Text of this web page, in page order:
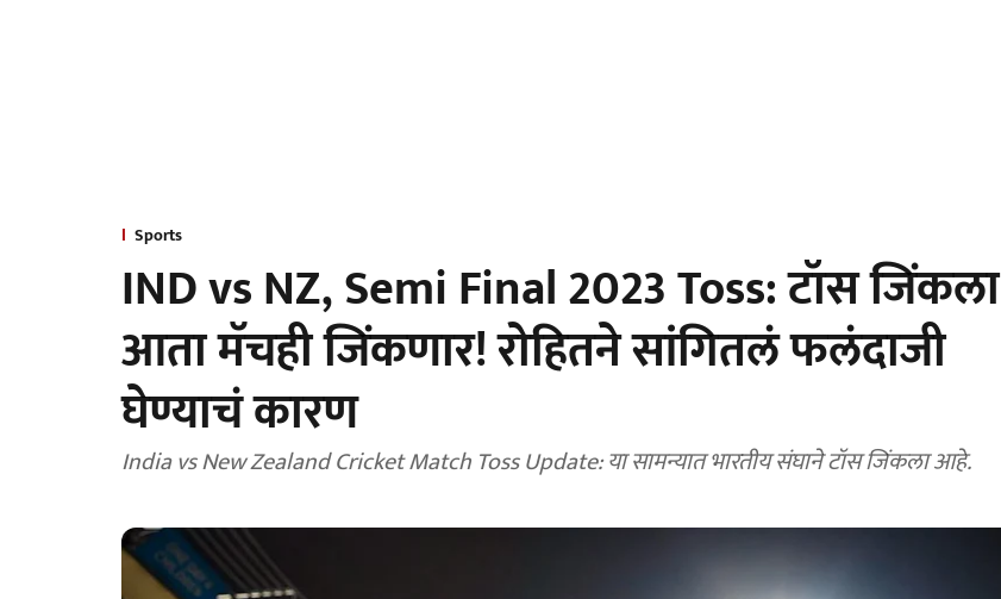
Sports
IND vs NZ, Semi Final 2023 Toss: टॉस जिंकला
आता मॅचही जिंकणार! रोहितने सांगितलं फलंदाजी
घेण्याचं कारण
India vs New Zealand Cricket Match Toss Update: या सामन्यात भारतीय संघाने टॉस जिंकला आहे.